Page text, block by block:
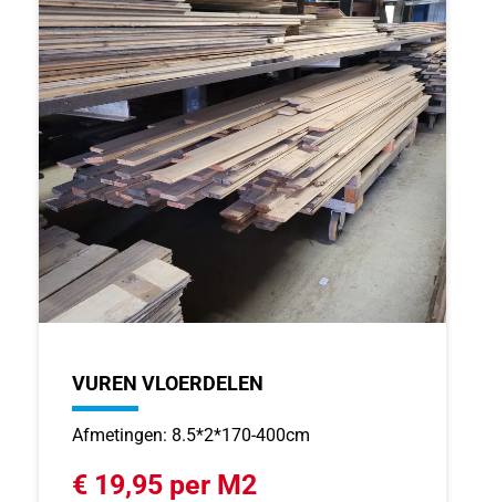
VUREN VLOERDELEN
Afmetingen: 8.5*2*170-400cm
€ 19,95 per M2